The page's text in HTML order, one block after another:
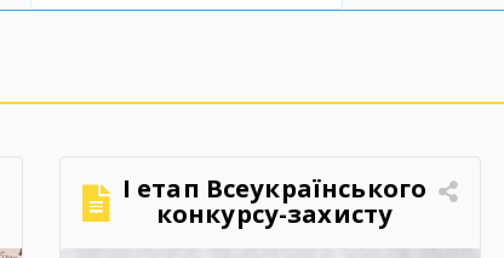
І етап Всеукраїнського
конкурсу-захисту
науково-